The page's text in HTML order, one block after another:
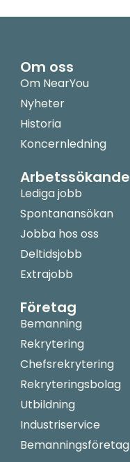
Arbetssökande
Lediga jobb
Spontanansökan
Jobba hos oss
Deltidsjobb
Extrajobb
Företag
Bemanning
Rekrytering
Chefsrekrytering
Rekryteringsbolag
Utbildning
Industriservice
Bemanningsföretag
Om oss
Om NearYou
Nyheter
Historia
Koncernledning